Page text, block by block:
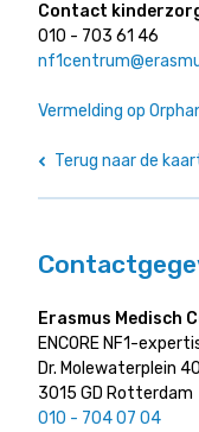
Contact
010 - 703 61 46
Vermelding op
Terug naar de
Erasmus Medisch
ENCORE NF1-
Dr. Molewaterplein
3015 GD Rotterdam
010 - 704 07 04